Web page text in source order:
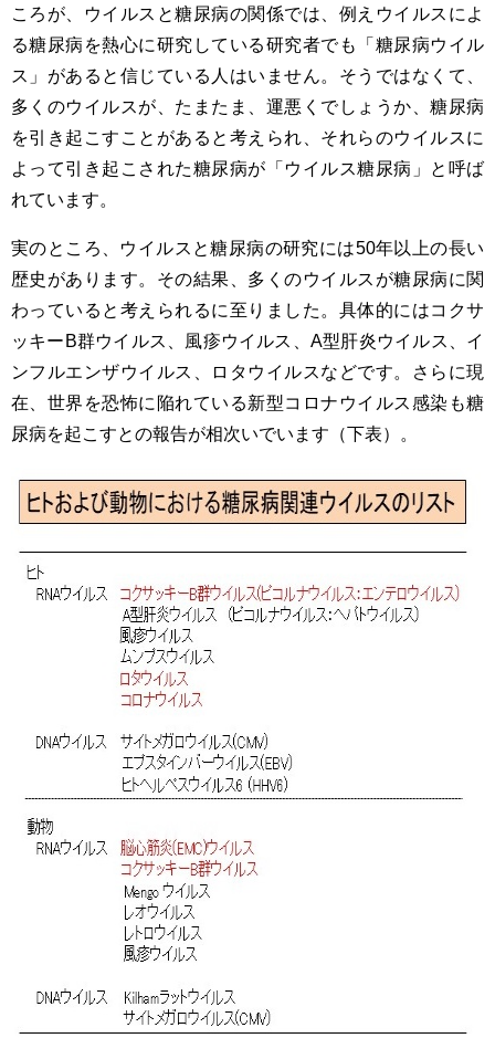
ころが、ウイルスと糖尿病の関係では、例えウイルスによ
る糖尿病を熱心に研究している研究者でも「糖尿病ウイル
ス」があると信じている人はいません。そうではなくて、
多くのウイルスが、たまたま、運悪くでしょうか、糖尿病
を引き起こすことがあると考えられ、それらのウイルスに
よって引き起こされた糖尿病が「ウイルス糖尿病」と呼ば
れています。
実のところ、ウイルスと糖尿病の研究には50年以上の長い
歴史があります。その結果、多くのウイルスが糖尿病に関
わっていると考えられるに至りました。具体的にはコクサ
ッキーB群ウイルス、風疹ウイルス、A型肝炎ウイルス、イ
ンフルエンザウイルス、ロタウイルスなどです。さらに現
在、世界を恐怖に陥れている新型コロナウイルス感染も糖
尿病を起こすとの報告が相次いでいます（下表）。